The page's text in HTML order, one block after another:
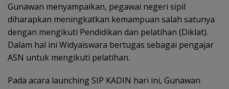
Gunawan menyampaikan, pegawai negeri sipil
diharapkan meningkatkan kemampuan salah satunya
dengan mengikuti Pendidikan dan pelatihan (Diklat).
Dalam hal ini Widyaiswara bertugas sebagai pengajar
ASN untuk mengikuti pelatihan.
Pada acara launching SIP KADIN hari ini, Gunawan